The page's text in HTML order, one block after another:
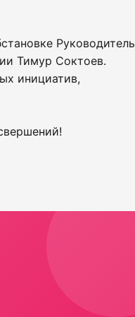
Руководитель
Тимур Соктоев.
инициатив,